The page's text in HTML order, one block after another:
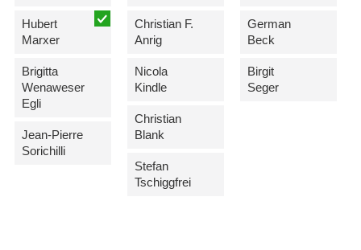
Hubert
Marxer
Brigitta
Wenaweser
Egli
Jean-Pierre
Sorichilli
Christian F.
Anrig
Nicola
Kindle
Christian
Blank
Stefan
Tschiggfrei
German
Beck
Birgit
Seger